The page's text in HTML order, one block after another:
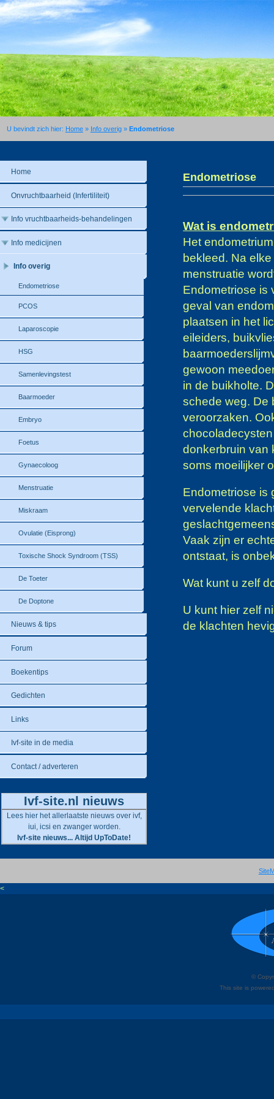
U bevindt zich hier: Home» Info overig» Endometriose
Home
Onvruchtbaarheid (Infertiliteit)
Info vruchtbaarheids-behandelingen
Info medicijnen
Info overig
Endometriose
PCOS
Laparoscopie
HSG
Samenlevingstest
Baarmoeder
Embryo
Foetus
Gynaecoloog
Menstruatie
Miskraam
Ovulatie (Eisprong)
Toxische Shock Syndroom (TSS)
De Toeter
De Doptone
Nieuws & tips
Forum
Boekentips
Gedichten
Links
Ivf-site in de media
Contact / adverteren
Ivf-site.nl nieuws
Lees hier het allerlaatste nieuws over ivf,
iui, icsi en zwanger worden.
Ivf-site nieuws... Altijd UpToDate!
Endometriose
Wat is
Het
bekleed. Na
menstruatie
Endometriose is
geval van
plaatsen in het
eileiders,
gewoon
in de buikholte.
schede weg. De
veroorzaken.
donkerbruin van
soms moeilijker
Endometriose is
vervelende
Vaak zijn er
ontstaat, is
Wat kunt u zelf
U kunt hier zelf
de klachten
<
©
This site is